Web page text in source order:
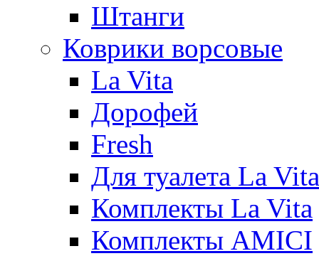
Штанги
Коврики ворсовые
La Vita
Дорофей
Fresh
Для туалета La Vita
Комплекты La Vita
Комплекты AMICI